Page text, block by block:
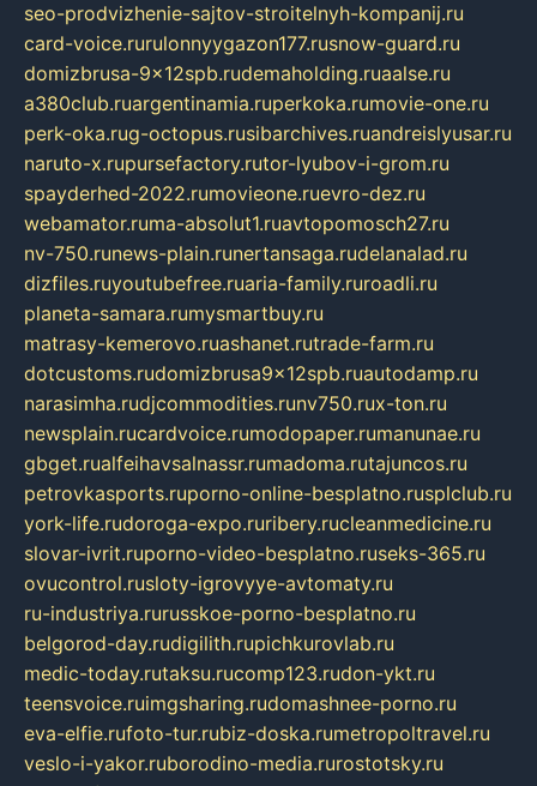
seo-prodvizhenie-sajtov-stroitelnyh-kompanij.ru
card-voice.rurulonnyygazon177.rusnow-guard.ru
domizbrusa-9x12spb.rudemaholding.ruaalse.ru
a380club.ruargentinamia.ruperkoka.rumovie-one.ru
perk-oka.rug-octopus.rusibarchives.ruandreislyusar.ru
naruto-x.rupursefactory.rutor-lyubov-i-grom.ru
spayderhed-2022.rumovieone.ruevro-dez.ru
webamator.ruma-absolut1.ruavtopomosch27.ru
nv-750.runews-plain.runertansaga.rudelanalad.ru
dizfiles.ruyoutubefree.ruaria-family.ruroadli.ru
planeta-samara.rumysmartbuy.ru
matrasy-kemerovo.ruashanet.rutrade-farm.ru
dotcustoms.rudomizbrusa9x12spb.ruautodamp.ru
narasimha.rudjcommodities.runv750.rux-ton.ru
newsplain.rucardvoice.rumodopaper.rumanunae.ru
gbget.rualfeihavsalnassr.rumadoma.rutajuncos.ru
petrovkasports.ruporno-online-besplatno.rusplclub.ru
york-life.rudoroga-expo.ruribery.rucleanmedicine.ru
slovar-ivrit.ruporno-video-besplatno.ruseks-365.ru
ovucontrol.rusloty-igrovyye-avtomaty.ru
ru-industriya.rurusskoe-porno-besplatno.ru
belgorod-day.rudigilith.rupichkurovlab.ru
medic-today.rutaksu.rucomp123.rudon-ykt.ru
teensvoice.ruimgsharing.rudomashnee-porno.ru
eva-elfie.rufoto-tur.rubiz-doska.rumetropoltravel.ru
veslo-i-yakor.ruborodino-media.rurostotsky.ru